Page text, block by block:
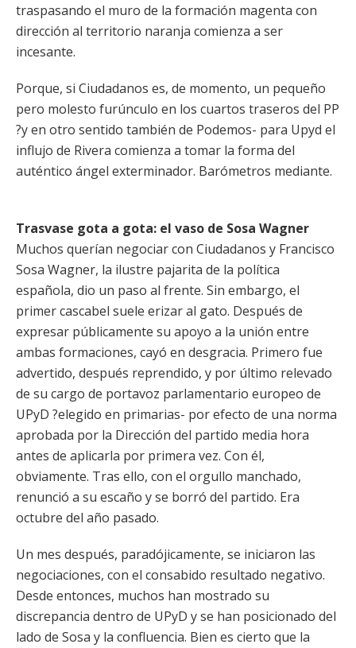
traspasando el muro de la formación magenta con
dirección al territorio naranja comienza a ser
incesante.
Porque, si Ciudadanos es, de momento, un pequeño
pero molesto furúnculo en los cuartos traseros del PP
?y en otro sentido también de Podemos- para Upyd el
influjo de Rivera comienza a tomar la forma del
auténtico ángel exterminador. Barómetros mediante.
Trasvase gota a gota: el vaso de Sosa Wagner
Muchos querían negociar con Ciudadanos y Francisco
Sosa Wagner, la ilustre pajarita de la política
española, dio un paso al frente. Sin embargo, el
primer cascabel suele erizar al gato. Después de
expresar públicamente su apoyo a la unión entre
ambas formaciones, cayó en desgracia. Primero fue
advertido, después reprendido, y por último relevado
de su cargo de portavoz parlamentario europeo de
UPyD ?elegido en primarias- por efecto de una norma
aprobada por la Dirección del partido media hora
antes de aplicarla por primera vez. Con él,
obviamente. Tras ello, con el orgullo manchado,
renunció a su escaño y se borró del partido. Era
octubre del año pasado.
Un mes después, paradójicamente, se iniciaron las
negociaciones, con el consabido resultado negativo.
Desde entonces, muchos han mostrado su
discrepancia dentro de UPyD y se han posicionado del
lado de Sosa y la confluencia. Bien es cierto que la